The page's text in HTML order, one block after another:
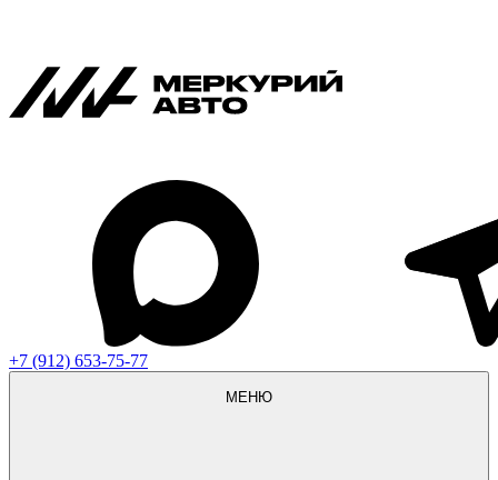
+7 (912) 653-75-77
МЕНЮ